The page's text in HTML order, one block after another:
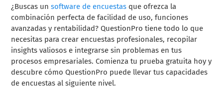
¿Buscas unsoftware de encuestas que ofrezca la
combinación perfecta de facilidad de uso, funciones
avanzadas y rentabilidad? QuestionPro tiene todo lo que
necesitas para crear encuestas profesionales, recopilar
insights valiosos e integrarse sin problemas en tus
procesos empresariales. Comienza tu prueba gratuita hoy y
descubre cómo QuestionPro puede llevar tus capacidades
de encuestas al siguiente nivel.